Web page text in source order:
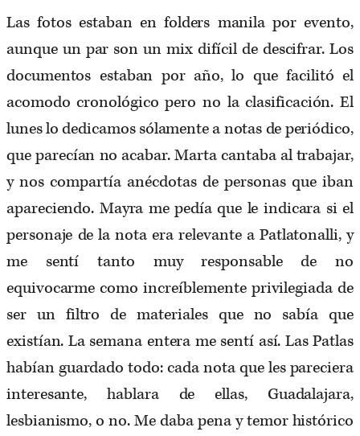
Las fotos estaban en folders manila por evento,
aunque un par son un mix difícil de descifrar. Los
documentos estaban por año, lo que facilitó el
acomodo cronológico pero no la clasificación. El
lunes lo dedicamos sólamente a notas de periódico,
que parecían no acabar. Marta cantaba al trabajar,
y nos compartía anécdotas de personas que iban
apareciendo. Mayra me pedía que le indicara si el
personaje de la nota era relevante a Patlatonalli, y
me sentí tanto muy responsable de no
equivocarme como increíblemente privilegiada de
ser un filtro de materiales que no sabía que
existían. La semana entera me sentí así. Las Patlas
habían guardado todo: cada nota que les pareciera
interesante, hablara de ellas, Guadalajara,
lesbianismo, o no. Me daba pena y temor histórico